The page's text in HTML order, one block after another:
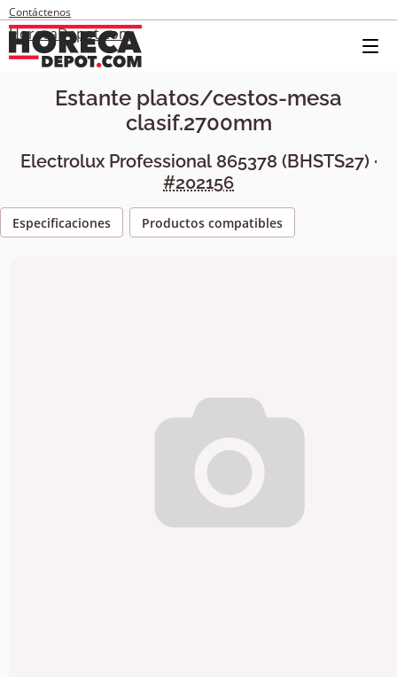
Contáctenos
HorecaDepot.com
Estante platos/cestos-mesa
clasif.2700mm
Electrolux Professional 865378 (BHSTS27) ·
#202156
Especificaciones Productos compatibles